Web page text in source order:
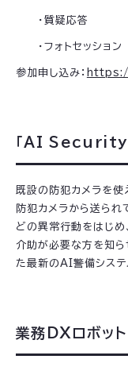
・質疑応答
・フォトセッション
参加申し込み：
「AI Security
既設の防犯カメラを
防犯カメラから送られ
どの異常行動をはじめ
介助が必要な方を知ら
た最新のAI警備システ
業務DXロボッ